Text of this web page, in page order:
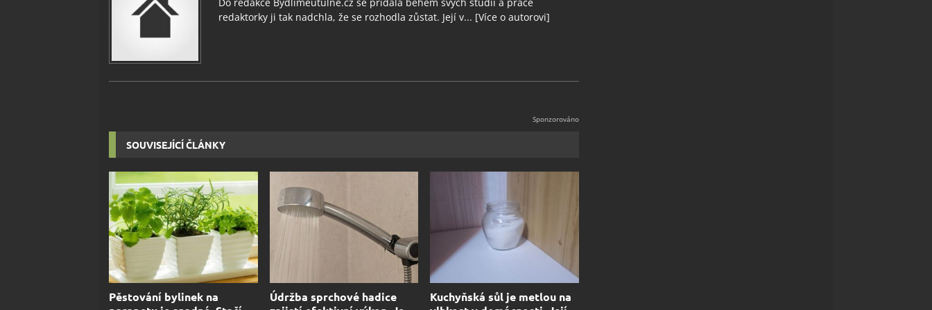
redaktorky ji tak nadchla, že se rozhodla zůstat. Její v... [Více o autorovi]
SOUVISEJÍCÍ ČLÁNKY
Pěstování bylinek na
Údržba sprchové hadice
Kuchyňská sůl je metlou na